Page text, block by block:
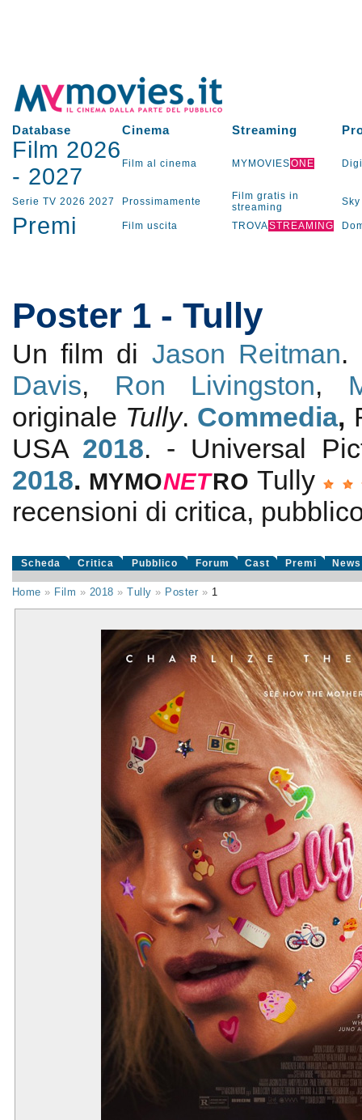
Database Cinema Streaming
Film 2026
- 2027 Film al cinema MYMOVIESONE
Serie TV 2026 2027 Prossimamente
Film gratis in
streaming
Sky
Premi Film uscita TROVASTREAMING
Poster 1 - Tully
Un film di Jason Reitman.
Davis, Ron Livingston,
originale Tully. Commedia,
USA 2018. - Universal
2018. MYMONETRO Tully
recensioni di critica,
Scheda Critica Pubblico Forum Cast Premi News
Home » Film » 2018 »Tully » Poster » 1